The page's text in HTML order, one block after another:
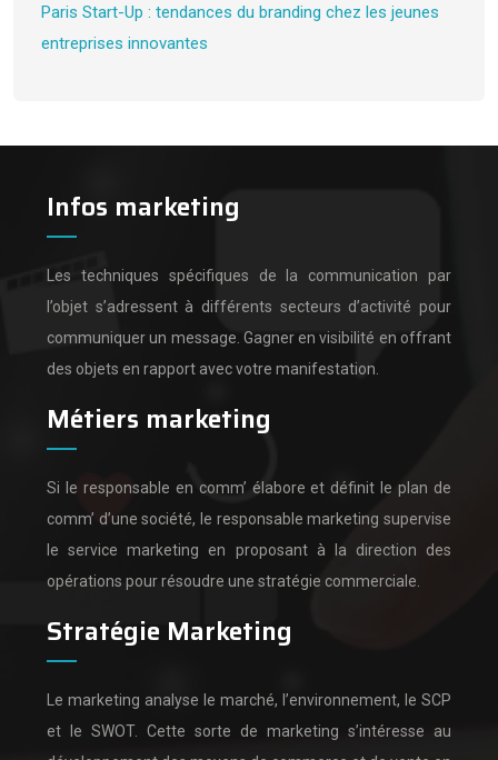
Paris Start-Up : tendances du branding chez les jeunes
entreprises innovantes
Infos marketing
Les techniques spécifiques de la communication par
l’objet s’adressent à différents secteurs d’activité pour
communiquer un message. Gagner en visibilité en offrant
des objets en rapport avec votre manifestation.
Métiers marketing
Si le responsable en comm’ élabore et définit le plan de
comm’ d’une société, le responsable marketing supervise
le service marketing en proposant à la direction des
opérations pour résoudre une stratégie commerciale.
Stratégie Marketing
Le marketing analyse le marché, l’environnement, le SCP
et le SWOT. Cette sorte de marketing s’intéresse au